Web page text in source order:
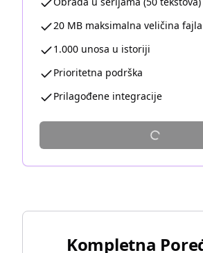
20 MB maksimalna veličina fajla
1.000 unosa u istoriji
Prioritetna podrška
Prilagođene integracije
Kompletna